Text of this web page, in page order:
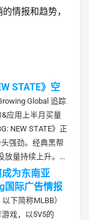
情报和趋势，
STATE》空
Global 追踪
应用上半月买量
NEW STATE》正
强劲。经典黑帮
放量持续上升。...
为东南亚
国际广告情报
下简称MLBB）
戏，以5V5的